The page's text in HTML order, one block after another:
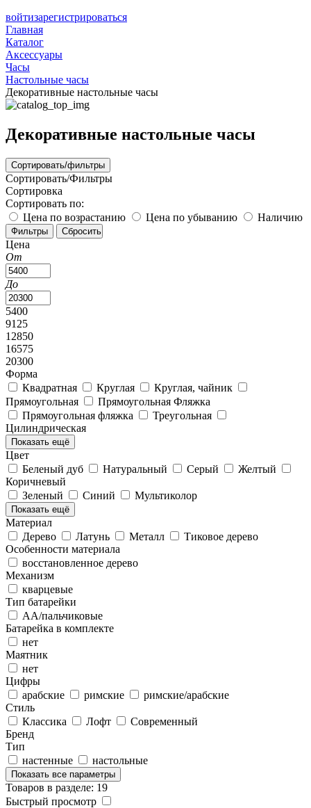
войтизарегистрироваться
Главная
Каталог
Аксессуары
Часы
Настольные часы
Декоративные настольные часы
Декоративные настольные часы
Сортировать/фильтры
Сортировать/Фильтры
Сортировка
Сортировать по:
Цена по возрастанию
Цена по убыванию Наличию
Цена
От
До
5400
9125
12850
16575
20300
Форма
Квадратная
Круглая
Круглая, чайник
Прямоугольная
Прямоугольная Фляжка
Прямоугольная фляжка
Треугольная
Цилиндрическая
Показать ещё
Цвет
Беленый дуб
Натуральный Серый
Желтый
Коричневый
Зеленый
Синий Мультиколор
Показать ещё
Материал
Дерево
Латунь Металл
Тиковое дерево
Особенности материала
восстановленное дерево
Механизм
кварцевые
Тип батарейки
АА/пальчиковые
Батарейка в комплекте
нет
Маятник
нет
Цифры
арабские
римские
римские/арабские
Стиль
Классика
Лофт
Современный
Бренд
Тип
настенные
настольные
Показать все параметры
Товаров в разделе: 19
Быстрый просмотр